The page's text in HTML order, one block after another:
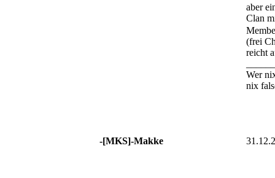
aber
Clan
(frei
reicht
Wer
nix
-[MKS]-Makke